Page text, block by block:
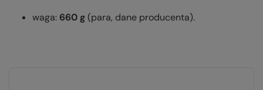
waga: 660 g(para, dane producenta).